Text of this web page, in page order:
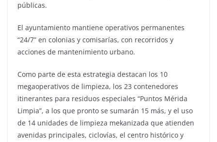
públicas.
El ayuntamiento mantiene operativos permanentes
“24/7” en colonias y comisarías, con recorridos y
acciones de mantenimiento urbano.
Como parte de esta estrategia destacan los 10
megaoperativos de limpieza, los 23 contenedores
itinerantes para residuos especiales “Puntos Mérida
Limpia”, a los que pronto se sumarán 15 más, y el uso
de 14 unidades de limpieza mekanizada que atienden
avenidas principales, ciclovías, el centro histórico y